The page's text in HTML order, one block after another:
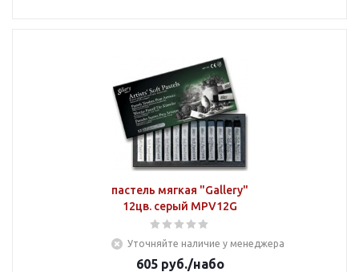
пастель мягкая "Gallery"
12цв. серый MPV12G
Уточняйте наличие у менеджера
605руб./набо